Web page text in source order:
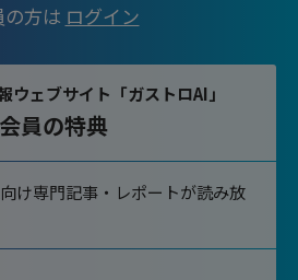
の方は ログイン
ウェブサイト「ガストロAI」
会員の特典
け専門記事・レポートが読み放